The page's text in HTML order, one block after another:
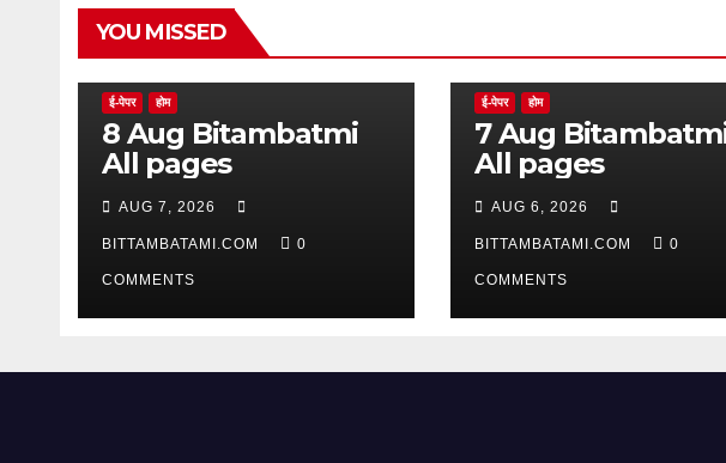
YOU MISSED
ई-पेपर होम
8 Aug Bitambatmi
All pages
AUG 7, 2026
BITTAMBATAMI.COM 0
COMMENTS
ई-पेपर होम
7 Aug Bitambatmi
All pages
AUG 6, 2026
BITTAMBATAMI.COM 0
COMMENTS